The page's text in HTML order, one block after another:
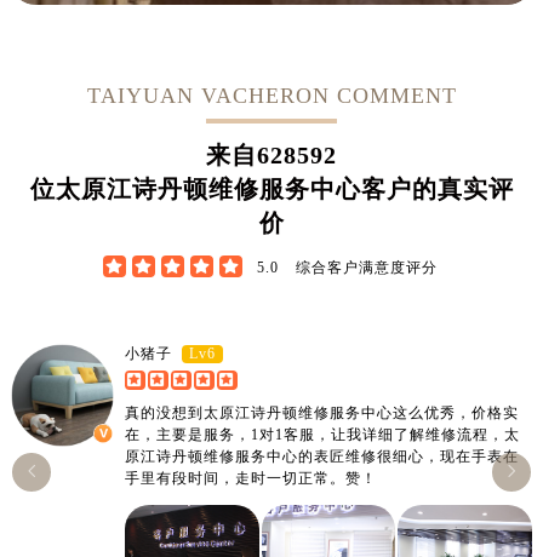
TAIYUAN VACHERON COMMENT
来自628592
位太原江诗丹顿维修服务中心客户的真实评
价
     5.0 综合客户满意度评分
小猪子 Lv6
真的没想到太原江诗丹顿维修服务中心这么优秀，价格实
在，主要是服务，1对1客服，让我详细了解维修流程，太
原江诗丹顿维修服务中心的表匠维修很细心，现在手表在
手里有段时间，走时一切正常。赞！

